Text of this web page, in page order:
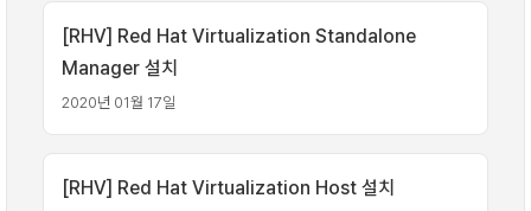
[RHV] Red Hat Virtualization Standalone
Manager 설치
2020년 01월 17일
[RHV] Red Hat Virtualization Host 설치